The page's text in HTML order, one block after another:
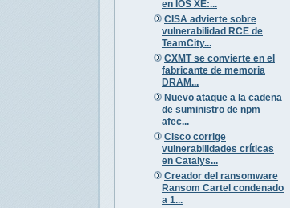
en IOS XE:...
CISA advierte sobre
vulnerabilidad RCE de
TeamCity...
CXMT se convierte en el
fabricante de memoria
DRAM...
Nuevo ataque a la cadena
de suministro de npm
afec...
Cisco corrige
vulnerabilidades críticas
en Catalys...
Creador del ransomware
Ransom Cartel condenado
a 1...